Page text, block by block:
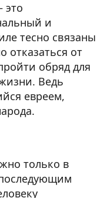
это
и
тесно связаны
отказаться от
обряд для
Ведь
евреем,
только в